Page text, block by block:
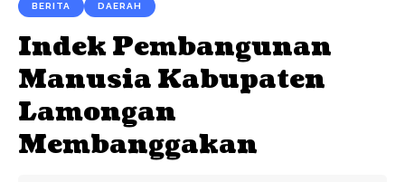
BERITA DAERAH
Indek Pembangunan
Manusia Kabupaten
Lamongan
Membanggakan